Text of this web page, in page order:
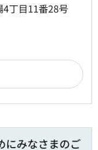
丁目11番28号
にみなさまのご